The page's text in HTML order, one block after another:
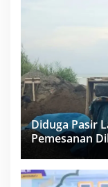
Diduga Pasir
Pemesanan